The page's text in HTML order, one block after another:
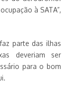
à SATA”,
parte das ilhas
deveriam ser
para o bom